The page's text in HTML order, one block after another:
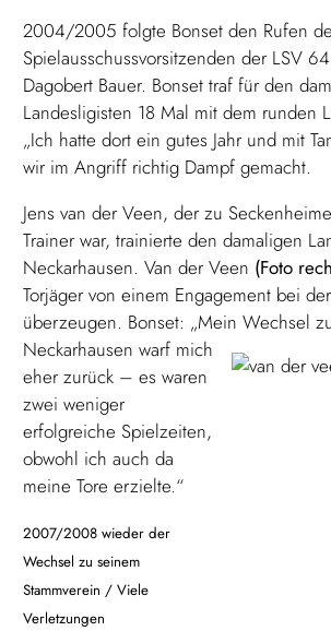
2004/2005 folgte Bonset den Rufen
Spielausschussvorsitzenden der LSV
Dagobert Bauer. Bonset traf für den
Landesligisten 18 Mal mit dem runden
„Ich hatte dort ein gutes Jahr und mit
wir im Angriff richtig Dampf gemacht.
Jens van der Veen, der zu
Trainer war, trainierte den damaligen
Neckarhausen. Van der Veen (Foto
Torjäger von einem Engagement bei
überzeugen. Bonset: „Mein Wechsel
Neckarhausen warf mich
eher zurück – es waren
zwei weniger
erfolgreiche Spielzeiten,
obwohl ich auch da
meine Tore erzielte.“
2007/2008 wieder der
Wechsel zu seinem
Stammverein / Viele
Verletzungen